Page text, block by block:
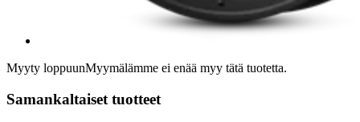
Myyty loppuunMyymälämme ei enää myy tätä tuotetta.
Samankaltaiset tuotteet